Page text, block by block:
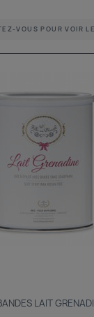
VOUS POUR VOIR
LAIT